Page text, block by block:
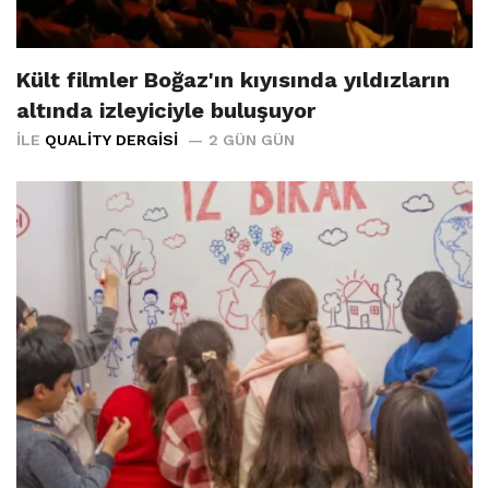
Kült filmler Boğaz'ın kıyısında yıldızların
altında izleyiciyle buluşuyor
İLE QUALITY DERGISI 2 GÜN GÜN